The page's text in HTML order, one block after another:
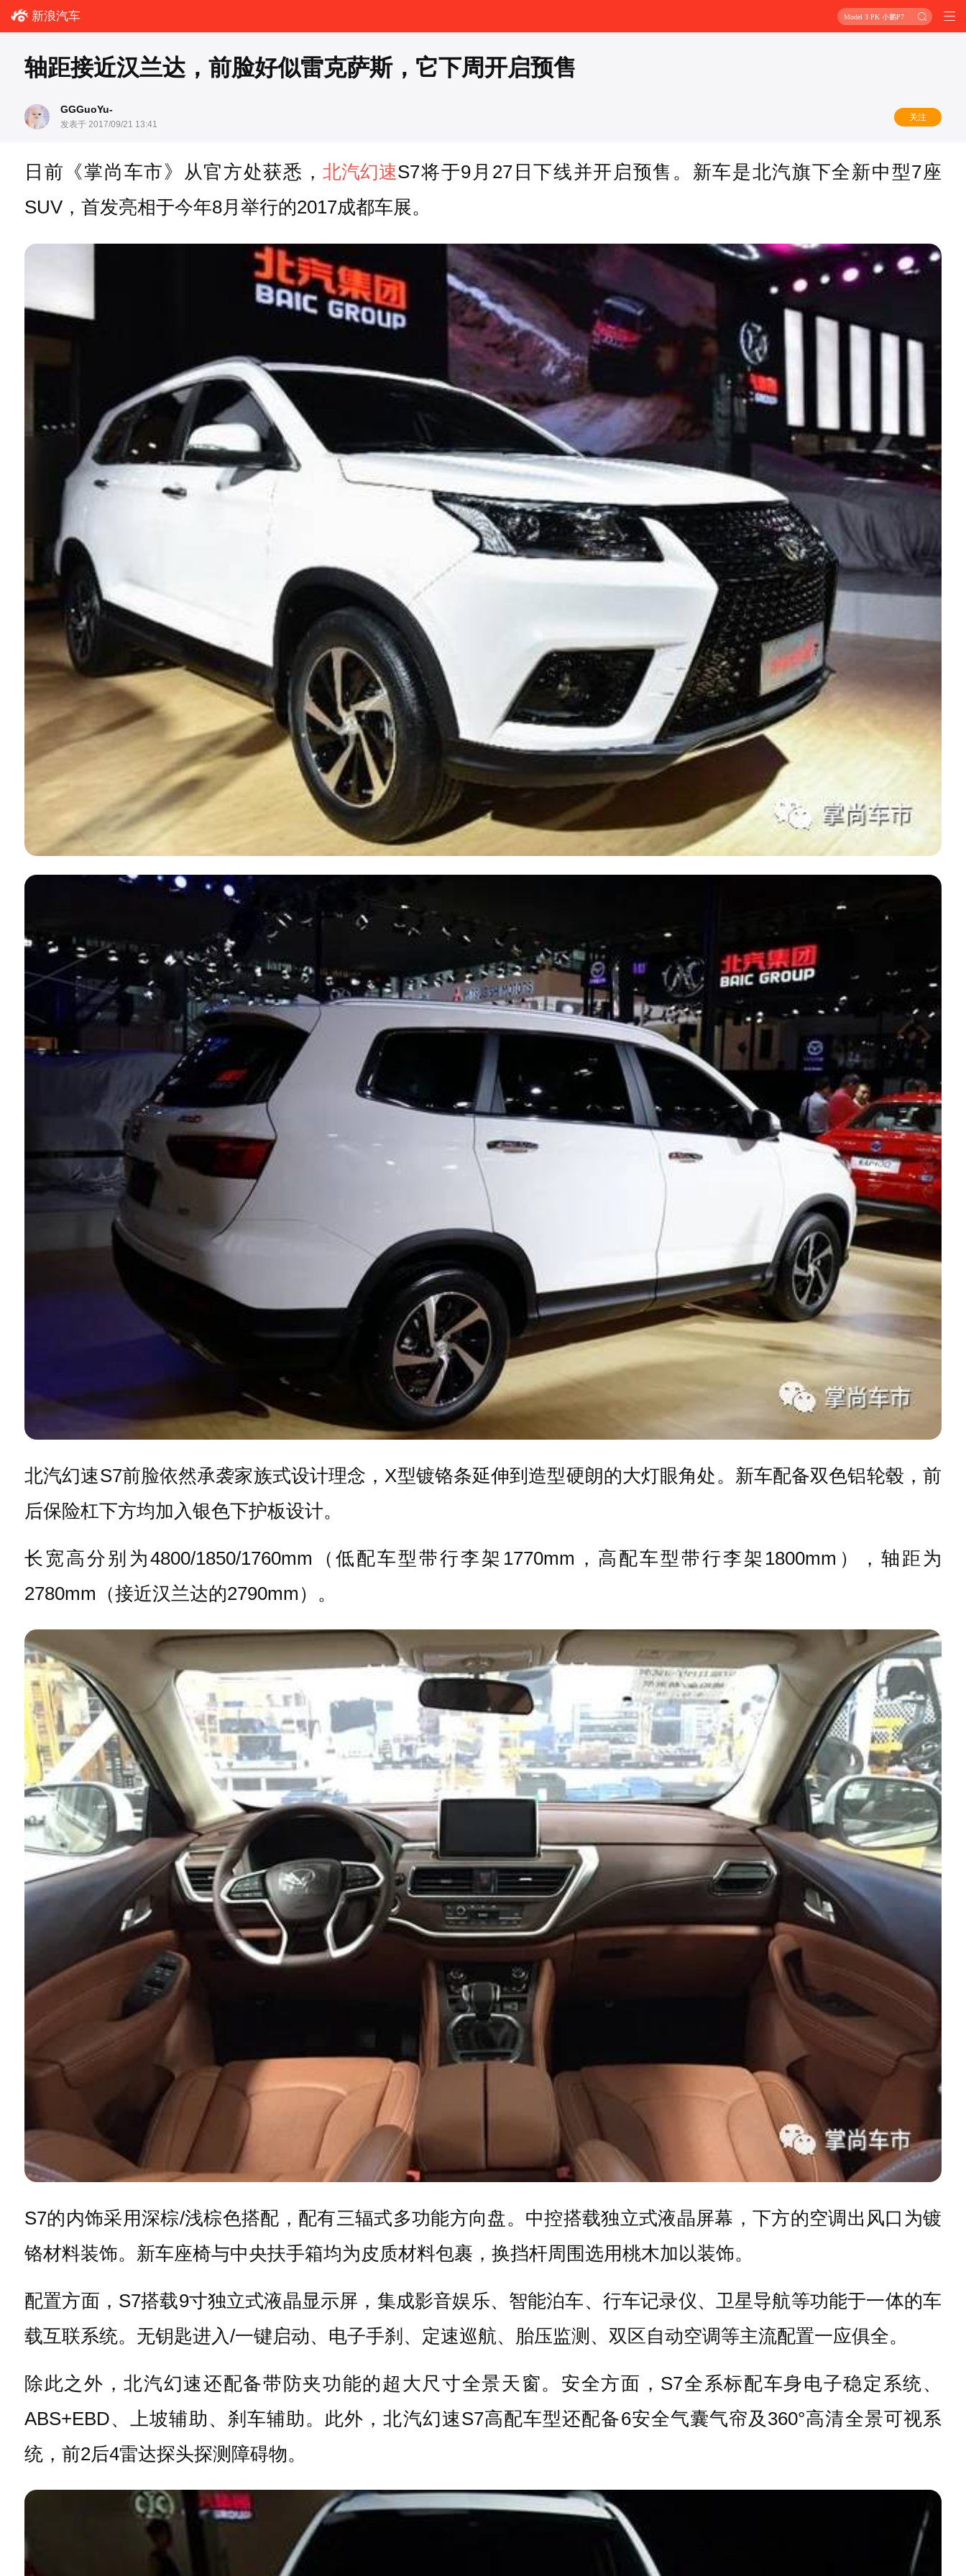
新浪汽车 Model 3 PK 小鹏P7
轴距接近汉兰达，前脸好似雷克萨斯，它下周开启预售
GGGuoYu-
发表于 2017/09/21 13:41
关注
日前《掌尚车市》从官方处获悉，北汽幻速S7将于9月27日下线并开启预售。新车是北汽旗下全新中型7座
SUV，首发亮相于今年8月举行的2017成都车展。
北汽幻速S7前脸依然承袭家族式设计理念，X型镀铬条延伸到造型硬朗的大灯眼角处。新车配备双色铝轮毂，前
后保险杠下方均加入银色下护板设计。
长宽高分别为4800/1850/1760mm（低配车型带行李架1770mm，高配车型带行李架1800mm），轴距为
2780mm（接近汉兰达的2790mm）。
S7的内饰采用深棕/浅棕色搭配，配有三辐式多功能方向盘。中控搭载独立式液晶屏幕，下方的空调出风口为镀
铬材料装饰。新车座椅与中央扶手箱均为皮质材料包裹，换挡杆周围选用桃木加以装饰。
配置方面，S7搭载9寸独立式液晶显示屏，集成影音娱乐、智能泊车、行车记录仪、卫星导航等功能于一体的车
载互联系统。无钥匙进入/一键启动、电子手刹、定速巡航、胎压监测、双区自动空调等主流配置一应俱全。
除此之外，北汽幻速还配备带防夹功能的超大尺寸全景天窗。 安全方面，S7全系标配车身电子稳定系统、
ABS+EBD、上坡辅助、刹车辅助。此外，北汽幻速S7高配车型还配备6安全气囊气帘及360°高清全景可视系
统，前2后4雷达探头探测障碍物。